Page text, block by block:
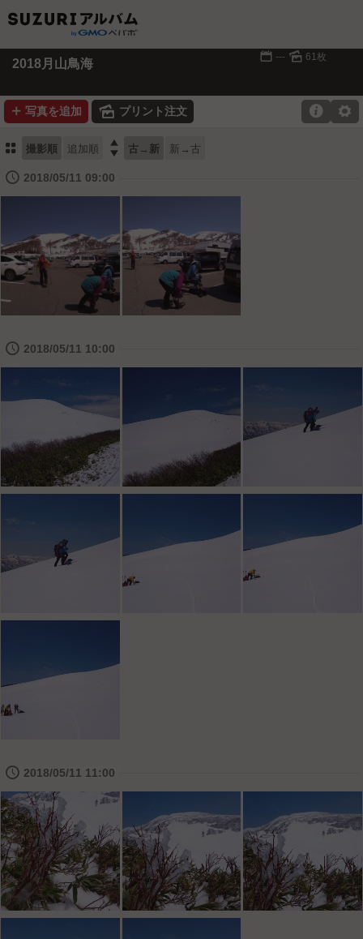
2018月山鳥海 📅 --- 🌄 61枚
➕ 写真を追加 🌄 プリント注文 ⚙

⚏ 撮影順 追加順  古→新 新→古
🕔 2018/05/11 09:00
🕔 2018/05/11 10:00
🕔 2018/05/11 11:00